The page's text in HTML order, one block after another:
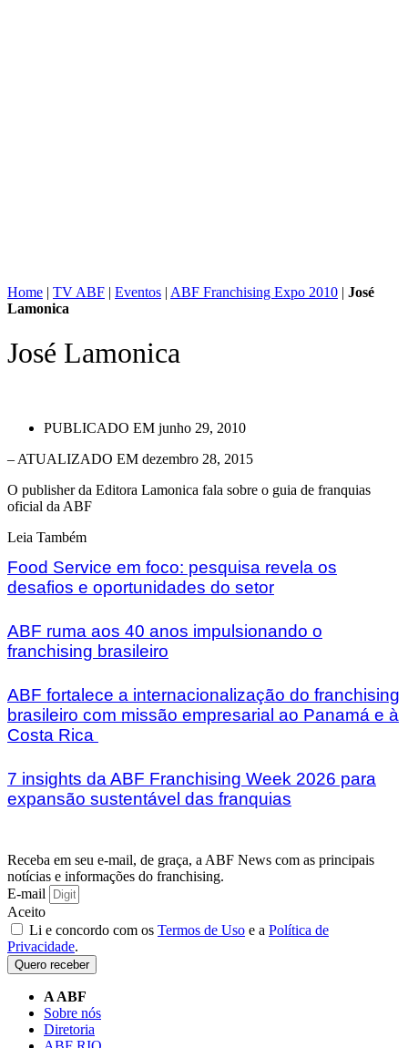
Home | TV ABF | Eventos | ABF Franchising Expo 2010 | José
Lamonica
José Lamonica
PUBLICADO EM junho 29, 2010
– ATUALIZADO EM dezembro 28, 2015
O publisher da Editora Lamonica fala sobre o guia de franquias
oficial da ABF
Leia Também
Food Service em foco: pesquisa revela os
desafios e oportunidades do setor
ABF ruma aos 40 anos impulsionando o
franchising brasileiro
ABF fortalece a internacionalização do franchising
brasileiro com missão empresarial ao Panamá e à
Costa Rica
7 insights da ABF Franchising Week 2026 para
expansão sustentável das franquias
Receba em seu e-mail, de graça, a ABF News com as principais
notícias e informações do franchising.
E-mail
Aceito
Li e concordo com os Termos de Uso e a Política de
Privacidade.
Quero receber
A ABF
Sobre nós
Diretoria